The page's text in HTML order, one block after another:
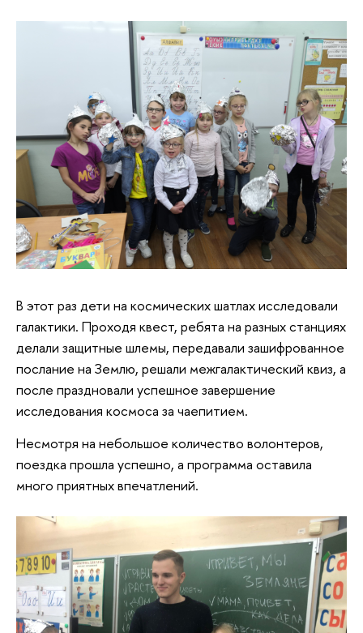
В этот раз дети на космических шатлах исследовали
галактики. Проходя квест, ребята на разных станциях
делали защитные шлемы, передавали зашифрованное
послание на Землю, решали межгалактический квиз, а
после праздновали успешное завершение
исследования космоса за чаепитием.
Несмотря на небольшое количество волонтеров,
поездка прошла успешно, а программа оставила
много приятных впечатлений.